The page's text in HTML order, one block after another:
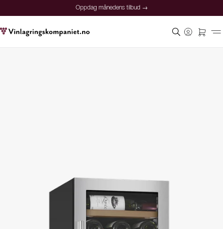
Oppdag månedens tilbud →